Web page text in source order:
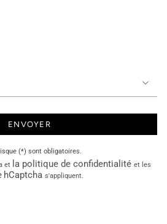
ENVOYER
(*) sont obligatoires.
et la politique de confidentialité et les
hCaptcha s'appliquent.